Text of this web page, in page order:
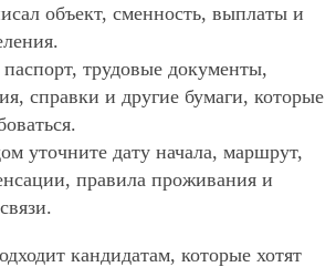
объект, сменность, выплаты и
паспорт, трудовые документы,
справки и другие бумаги, которые
уточните дату начала, маршрут,
правила проживания и
кандидатам, которые хотят